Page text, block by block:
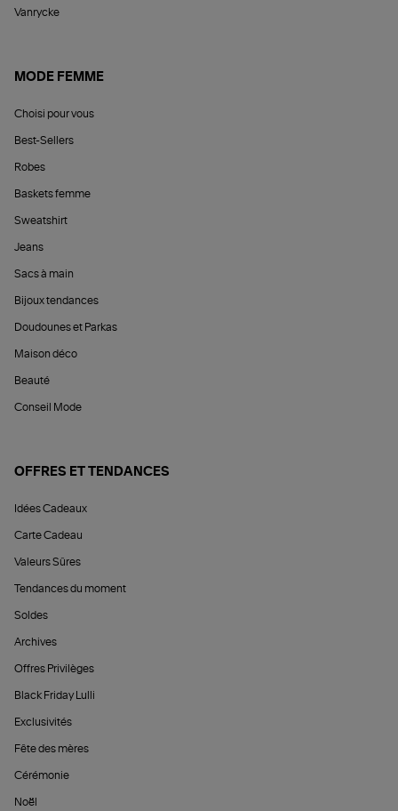
Vanrycke
MODE FEMME
Choisi pour vous
Best-Sellers
Robes
Baskets femme
Sweatshirt
Jeans
Sacs à main
Bijoux tendances
Doudounes et Parkas
Maison déco
Beauté
Conseil Mode
OFFRES ET TENDANCES
Idées Cadeaux
Carte Cadeau
Valeurs Sûres
Tendances du moment
Soldes
Archives
Offres Privilèges
Black Friday Lulli
Exclusivités
Fête des mères
Cérémonie
Noël